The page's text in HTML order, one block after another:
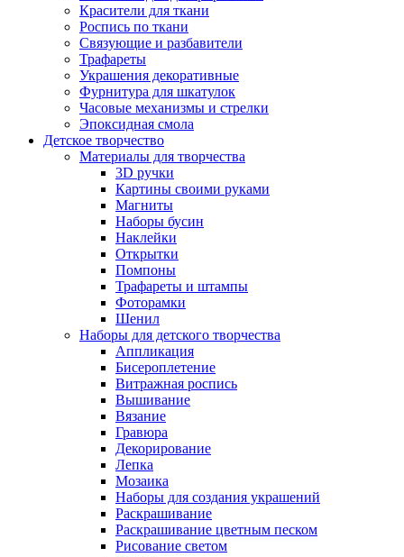
Красители для ткани
Роспись по ткани
Связующие и разбавители
Трафареты
Украшения декоративные
Фурнитура для шкатулок
Часовые механизмы и стрелки
Эпоксидная смола
Детское творчество
Материалы для творчества
3D ручки
Картины своими руками
Магниты
Наборы бусин
Наклейки
Открытки
Помпоны
Трафареты и штампы
Фоторамки
Шенил
Наборы для детского творчества
Аппликация
Бисероплетение
Витражная роспись
Вышивание
Вязание
Гравюра
Декорирование
Лепка
Мозаика
Наборы для создания украшений
Раскрашивание
Раскрашивание цветным песком
Рисование светом